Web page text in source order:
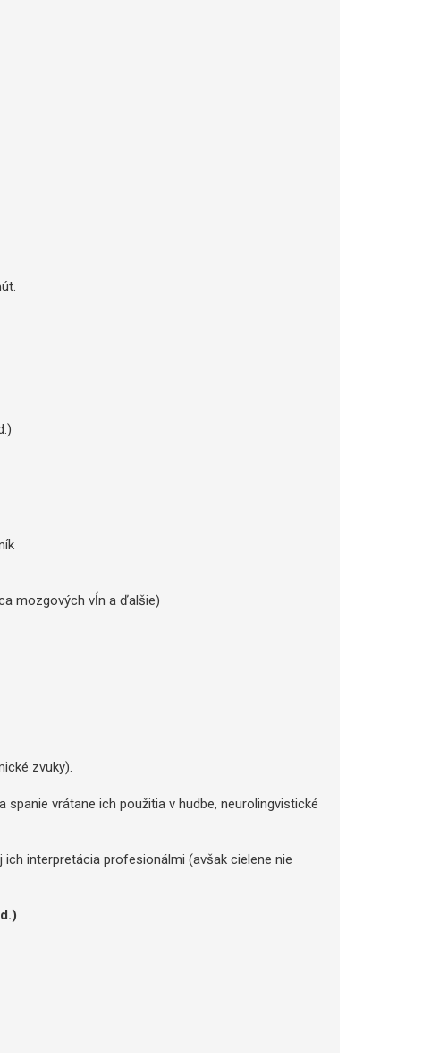
mozgových vĺn a ďalšie)
zvuky).
spanie vrátane ich použitia v hudbe, neurolingvistické
interpretácia profesionálmi (avšak cielene nie